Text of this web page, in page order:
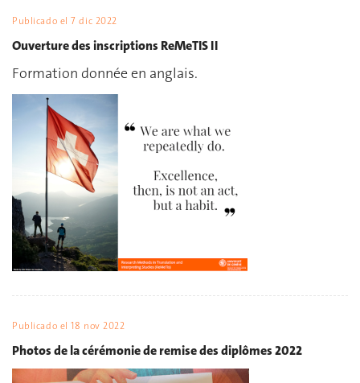
Publicado el7 dic 2022
Ouverture des inscriptions ReMeTIS II
Formation donnée en anglais.
Publicado el18 nov 2022
Photos de la cérémonie de remise des diplômes 2022